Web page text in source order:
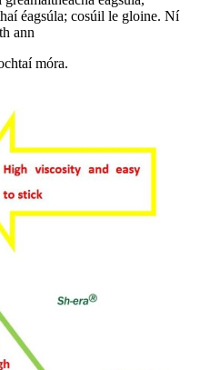
éagsúla; cosúil le gloine. Ní
ann
móra.